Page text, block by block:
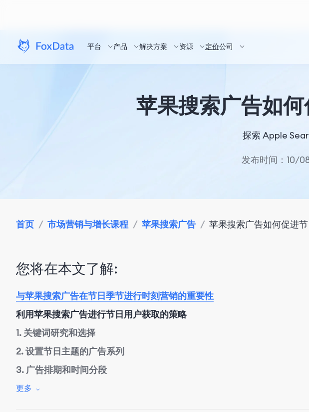
平台 产品 解决方案 资源 定价公司
苹果搜索广告如
探索 Apple
发布时间：10/
首页 / 市场营销与增长课程 / 苹果搜索广告 / 苹果搜索广告如何促进
您将在本文了解:
与苹果搜索广告在节日季节进行时刻营销的重要性
利用苹果搜索广告进行节日用户获取的策略
1. 关键词研究和选择
2. 设置节日主题的广告系列
3. 广告排期和时间分段
4. 多个广告投放位置
更多